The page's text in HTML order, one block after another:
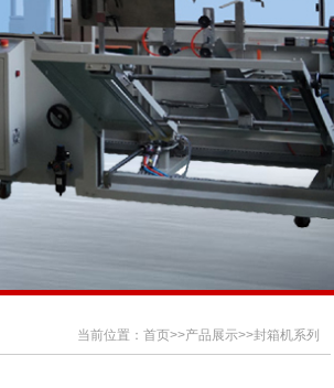
当前位置： 首页>>产品展示>>封箱机系列